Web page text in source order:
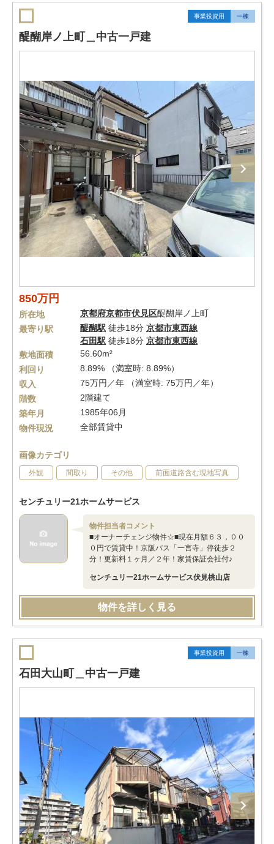
事業投資用 一棟
醍醐岸ノ上町＿中古一戸建
850万円
所在地 京都府京都市伏見区醍醐岸ノ上町
最寄り駅
醍醐駅 徒歩18分 京都市東西線
石田駅 徒歩18分 京都市東西線
敷地面積
56.60m²
利回り
8.89% （満室時: 8.89%）
収入
75万円／年 （満室時: 75万円／年）
階数
2階建て
築年月
1985年06月
物件現況
全部賃貸中
画像カテゴリ
外観 間取り その他 前面道路含む現地写真
センチュリー21ホームサービス
物件担当者コメント
■オーナーチェンジ物件☆■現在月額６３，００
０円で賃貸中！京阪バス「一言寺」停徒歩２
分！更新料１ヶ月／２年！家賃保証会社付♪
センチュリー21ホームサービス伏見桃山店
物件を詳しく見る
事業投資用 一棟
石田大山町＿中古一戸建